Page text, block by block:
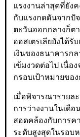
แรงงานล่าสุดที่ยัง
กับแรงกดดันจากปั
ตะวันออกกลางก็ต
ออสเตรเลียยังได้
เงินของธนาคารก
เข้มงวดต่อไป เนื่อ
กรอบเป้าหมายขอ
เมื่อพิจารณารายล
การว่างงานในเดื
สอดคล้องกับการค
ระดับสูงสุดในรอบ